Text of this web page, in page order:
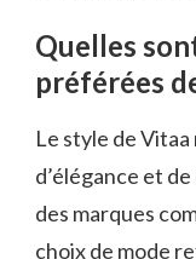
Quelles
préférées
Le style de
d’élégance et
des marques
choix de mode